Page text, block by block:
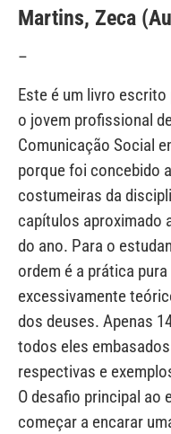
Martins, Zeca
–
Este é um livro
o jovem profissional
Comunicação Social
porque foi concebido
costumeiras da
capítulos aproximado
do ano. Para o
ordem é a prática
excessivamente
dos deuses. Apenas
todos eles
respectivas e
O desafio principal ao
começar a encarar